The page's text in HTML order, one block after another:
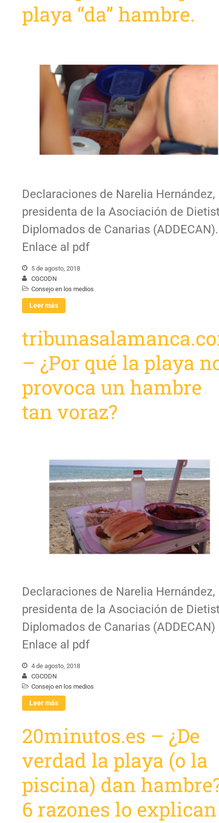
playa “da” hambre.
Declaraciones de Narelia Hernández,
presidenta de la Asociación de
Diplomados de Canarias (ADDECAN).
Enlace al pdf
5 de agosto, 2018
CGCODN
Consejo en los medios
Leer más
– ¿Por qué la playa
provoca un hambre
tan voraz?
Declaraciones de Narelia Hernández,
presidenta de la Asociación de
Diplomados de Canarias (ADDECAN)
Enlace al pdf
4 de agosto, 2018
CGCODN
Consejo en los medios
Leer más
20minutos.es – ¿De
verdad la playa (o la
piscina) dan
6 razones lo explican